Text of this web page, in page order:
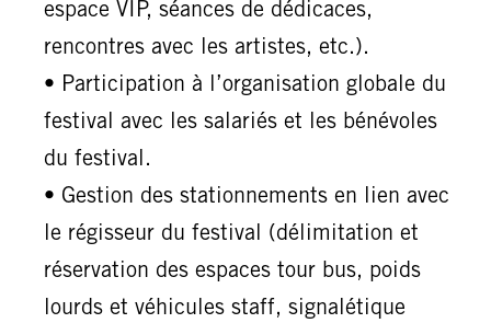
espace VIP, séances de dédicaces,
rencontres avec les artistes, etc.).
• Participation à l’organisation globale du
festival avec les salariés et les bénévoles
du festival.
• Gestion des stationnements en lien avec
le régisseur du festival (délimitation et
réservation des espaces tour bus, poids
lourds et véhicules staff, signalétique